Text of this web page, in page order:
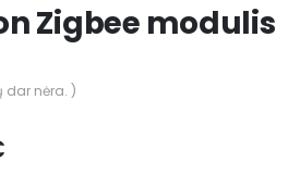
Zigbee modulis
dar nėra. )